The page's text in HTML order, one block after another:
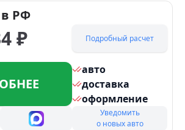
в РФ
₽ Подробный расчет
авто
доставка
оформление
Уведомить
о новых авто